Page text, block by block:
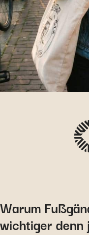
Warum
wichtiger denn